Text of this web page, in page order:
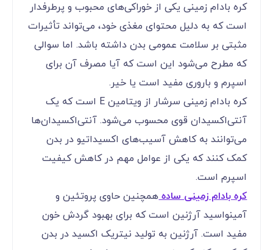
کره بادام زمینی یکی از خوراکی‌های محبوب و پرطرفدار
است که به دلیل محتوای مغذی خود، می‌تواند تأثیرات
مثبتی بر سلامت عمومی بدن داشته باشد. اما سوالی
که مطرح می‌شود این است که آیا مصرف آن برای
اسپرم و باروری مفید است یا خیر.
کره بادام زمینی سرشار از ویتامین E است که یک
آنتی‌اکسیدان قوی محسوب می‌شود. آنتی‌اکسیدان‌ها
می‌توانند به کاهش آسیب‌های اکسیداتیو در بدن
کمک کنند که یکی از عوامل مهم در کاهش کیفیت
اسپرم است.
کره بادام زمینی سادههمچنین حاوی پروتئین و
آمینواسید آرژنین است که برای بهبود گردش خون
مفید است. آرژنین به تولید نیتریک اکسید در بدن